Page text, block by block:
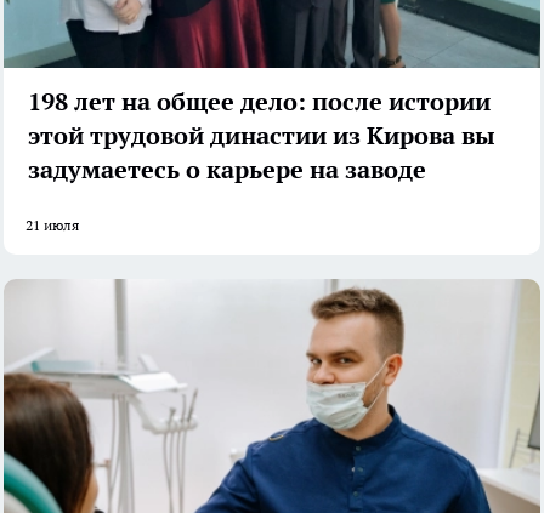
198 лет на общее дело: после истории
этой трудовой династии из Кирова вы
задумаетесь о карьере на заводе
21 июля